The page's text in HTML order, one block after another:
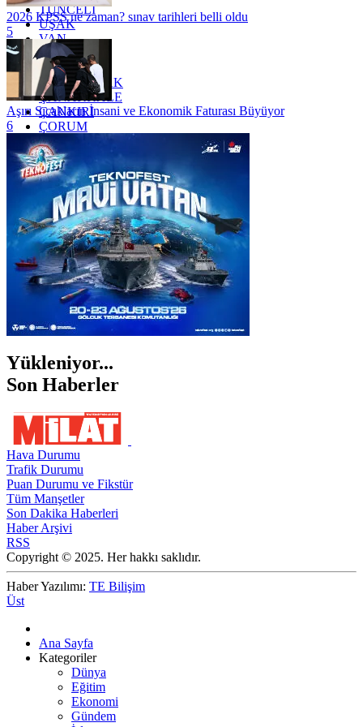
TUNCELİ
UŞAK
VAN
YALOVA
YOZGAT
ZONGULDAK
ÇANAKKALE
ÇANKIRI
ÇORUM
İSTANBUL
İZMİR
ŞANLIURFA
ŞIRNAK
2026 KPSS ne zaman? sınav tarihleri belli oldu
5
Aşırı Sıcakların İnsani ve Ekonomik Faturası Büyüyor
6
Yükleniyor...
Son Haberler
Hava Durumu
Trafik Durumu
Puan Durumu ve Fikstür
Tüm Manşetler
Son Dakika Haberleri
Haber Arşivi
RSS
Copyright © 2025. Her hakkı saklıdır.
Haber Yazılımı: TE Bilişim
Üst
Ana Sayfa
Kategoriler
Dünya
Eğitim
Ekonomi
Gündem